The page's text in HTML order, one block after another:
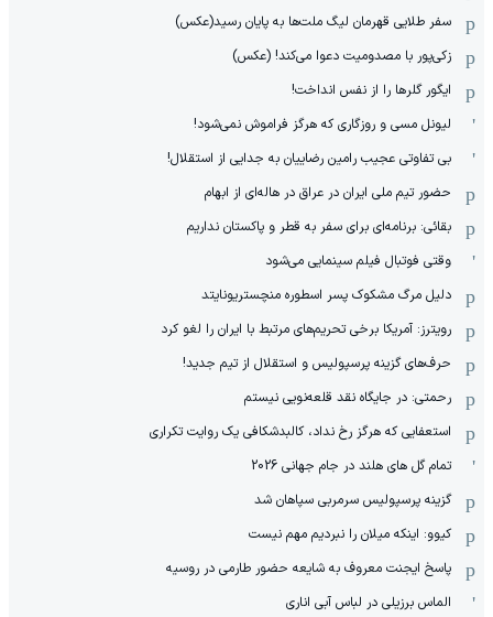
سفر طلایی قهرمان لیگ ملت‌ها به پایان رسید(عکس)
زکی‌پور با مصدومیت دعوا می‌کند! (عکس)
ایگور گلرها را از نفس انداخت!
لیونل مسی و روزگاری که هرگز فراموش نمی‌شود!
بی تفاوتی عجیب رامین رضاییان به جدایی از استقلال!
حضور تیم ملی ایران در عراق در هاله‌ای از ابهام
بقائی: برنامه‌ای برای سفر به قطر و پاکستان نداریم
وقتی فوتبال فیلم سینمایی می‌شود
دلیل مرگ مشکوک پسر اسطوره منچستریونایتد
رویترز: آمریکا برخی تحریم‌های مرتبط با ایران را لغو کرد
حرف‌های گزینه پرسپولیس و استقلال از تیم جدید!
رحمتی: در جایگاه نقد قلعه‌نویی نیستم
استعفایی که هرگز رخ نداد، کالبدشکافی یک روایت تکراری
تمام گل های هلند در جام جهانی 2026
گزینه پرسپولیس سرمربی سپاهان شد
کیوو: اینکه میلان را نبردیم مهم نیست
پاسخ ایجنت معروف به شایعه حضور طارمی در روسیه
الماس برزیلی در لباس آبی اناری